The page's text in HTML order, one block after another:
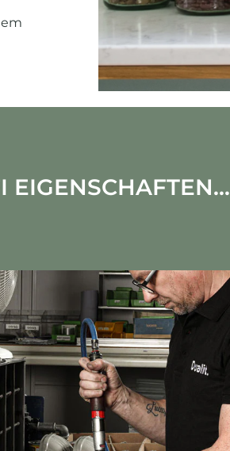
EIGENSCHAFTEN...